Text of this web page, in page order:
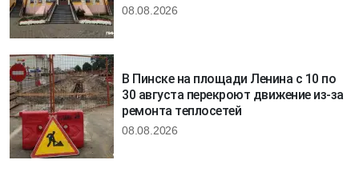
08.08.2026
В Пинске на площади Ленина с 10 по
30 августа перекроют движение из-за
ремонта теплосетей
08.08.2026